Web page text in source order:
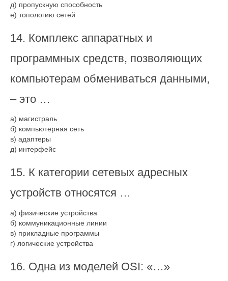
д) пропускную способность
е) топологию сетей
14. Комплекс аппаратных и
программных средств, позволяющих
компьютерам обмениваться данными,
– это …
а) магистраль
б) компьютерная сеть
в) адаптеры
д) интерфейс
15. К категории сетевых адресных
устройств относятся …
а) физические устройства
б) коммуникационные линии
в) прикладные программы
г) логические устройства
16. Одна из моделей OSI: «…»